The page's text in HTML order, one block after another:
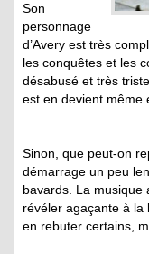
Son
personnage
d’Avery est très
les conquêtes et les
désabusé et très
est en devient même
Sinon, que peut-on
démarrage un peu
bavards. La musique
révéler agaçante à
en rebuter certains,